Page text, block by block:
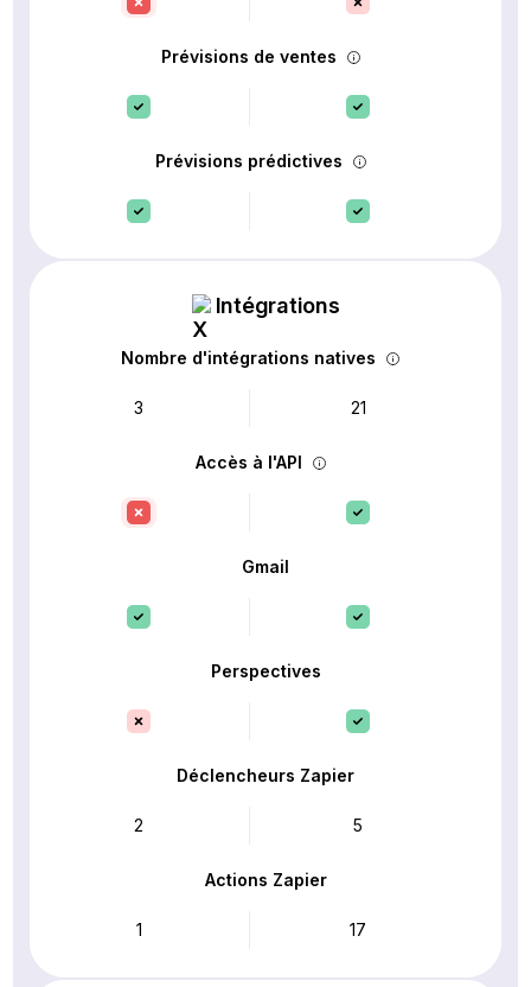
Prévisions de ventes
Prévisions prédictives
Intégrations
Nombre d'intégrations natives
3 21
Accès à l'API
Gmail
Perspectives
Déclencheurs Zapier
2 5
Actions Zapier
1 17